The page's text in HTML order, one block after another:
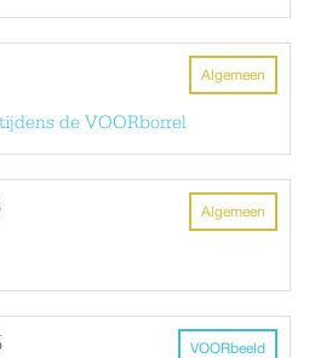
Algemeen
de VOORborrel
Algemeen
VOORbeeld